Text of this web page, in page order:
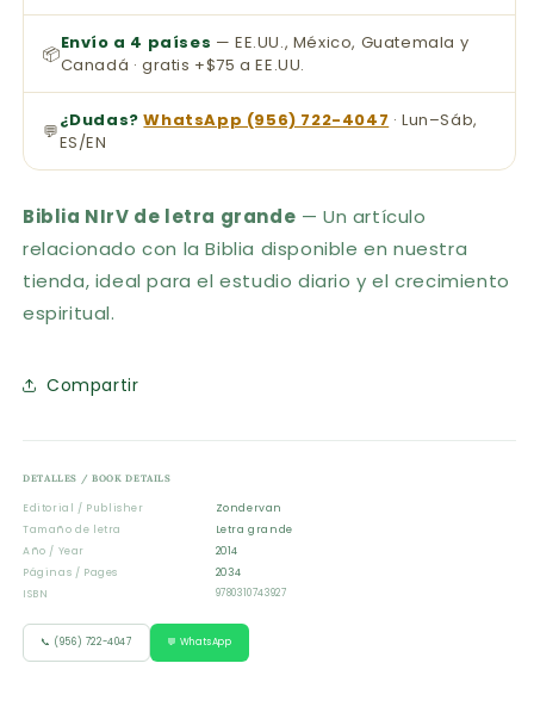
📦Envío a 4 países — EE.UU., México, Guatemala y
Canadá · gratis +$75 a EE.UU.
💬¿Dudas? WhatsApp (956) 722-4047 · Lun–Sáb,
ES/EN
Biblia NIrV de letra grande — Un artículo
relacionado con la Biblia disponible en nuestra
tienda, ideal para el estudio diario y el crecimiento
espiritual.
Compartir
DETALLES / BOOK DETAILS
Editorial / Publisher
Zondervan
Tamaño de letra
Letra grande
Año / Year
2014
Páginas / Pages
2034
ISBN
9780310743927
📞 (956) 722-4047 💬 WhatsApp